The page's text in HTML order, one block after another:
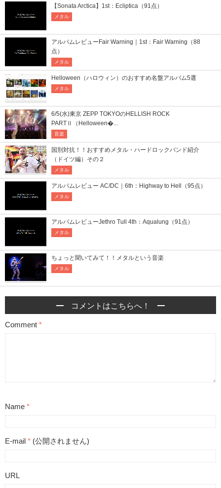
【Sonata Arctica】1st：Ecliptica（91点）
メタル
アルバムレビューFair Warning｜1st：Fair Warning（88
点）
メタル
Helloween（ハロウィン）のおすすめ名盤アルバム5選
メタル
6/5(水)東京 ZEPP TOKYOのHELLISH ROCK
PARTⅡ（Helloween�...
音楽
国別対抗！！おすすめメタル・ハードロックバンド紹介
（ドイツ編）その２
メタル
アルバムレビュー AC/DC｜6th：Highway to Hell（95点）
メタル
アルバムレビューJethro Tull 4th：Aqualung（91点）
メタル
ちょっと聞いてみて！！メタルという音楽
メタル
コメントはこちらへ！
Comment *
Name *
E-mail * (公開されません)
URL